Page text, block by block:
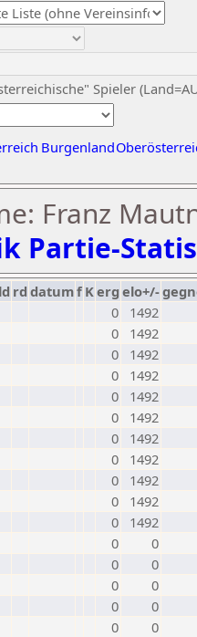
Spieler
Burgenland
Franz
Partie-
rd datumf Kerg elo+/-
0
1492
0
1492
0
1492
0
1492
0
1492
0
1492
0
1492
0
1492
0
1492
0
1492
0
1492
0
0
0
0
0
0
0
0
0
0